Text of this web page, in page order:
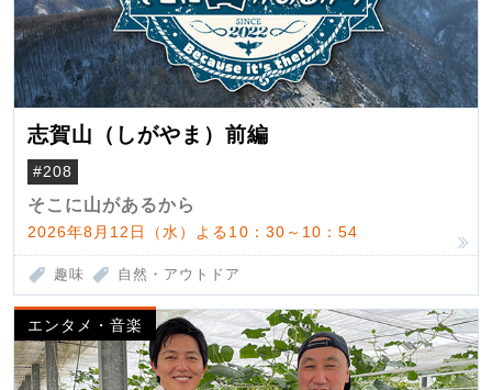
志賀山（しがやま）前編
#208
そこに山があるから
2026年8月12日（水）よる10：30～10：54
趣味 自然・アウトドア
エンタメ・音楽